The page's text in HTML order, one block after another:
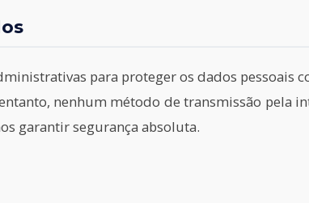
para proteger os dados pessoais
nenhum método de transmissão pela
garantir segurança absoluta.